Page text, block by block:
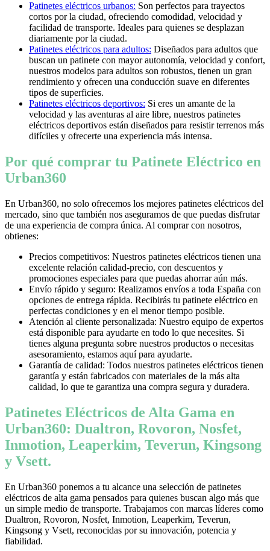
Patinetes eléctricos urbanos: Son perfectos para trayectos
cortos por la ciudad, ofreciendo comodidad, velocidad y
facilidad de transporte. Ideales para quienes se desplazan
diariamente por la ciudad.
Patinetes eléctricos para adultos: Diseñados para adultos que
buscan un patinete con mayor autonomía, velocidad y confort,
nuestros modelos para adultos son robustos, tienen un gran
rendimiento y ofrecen una conducción suave en diferentes
tipos de superficies.
Patinetes eléctricos deportivos: Si eres un amante de la
velocidad y las aventuras al aire libre, nuestros patinetes
eléctricos deportivos están diseñados para resistir terrenos más
difíciles y ofrecerte una experiencia más intensa.
Por qué comprar tu Patinete Eléctrico en
Urban360
En Urban360, no solo ofrecemos los mejores patinetes eléctricos del
mercado, sino que también nos aseguramos de que puedas disfrutar
de una experiencia de compra única. Al comprar con nosotros,
obtienes:
Precios competitivos: Nuestros patinetes eléctricos tienen una
excelente relación calidad-precio, con descuentos y
promociones especiales para que puedas ahorrar aún más.
Envío rápido y seguro: Realizamos envíos a toda España con
opciones de entrega rápida. Recibirás tu patinete eléctrico en
perfectas condiciones y en el menor tiempo posible.
Atención al cliente personalizada: Nuestro equipo de expertos
está disponible para ayudarte en todo lo que necesites. Si
tienes alguna pregunta sobre nuestros productos o necesitas
asesoramiento, estamos aquí para ayudarte.
Garantía de calidad: Todos nuestros patinetes eléctricos tienen
garantía y están fabricados con materiales de la más alta
calidad, lo que te garantiza una compra segura y duradera.
Patinetes Eléctricos de Alta Gama en
Urban360: Dualtron, Rovoron, Nosfet,
Inmotion, Leaperkim, Teverun, Kingsong
y Vsett.
En Urban360 ponemos a tu alcance una selección de patinetes
eléctricos de alta gama pensados para quienes buscan algo más que
un simple medio de transporte. Trabajamos con marcas líderes como
Dualtron, Rovoron, Nosfet, Inmotion, Leaperkim, Teverun,
Kingsong y Vsett, reconocidas por su innovación, potencia y
fiabilidad.